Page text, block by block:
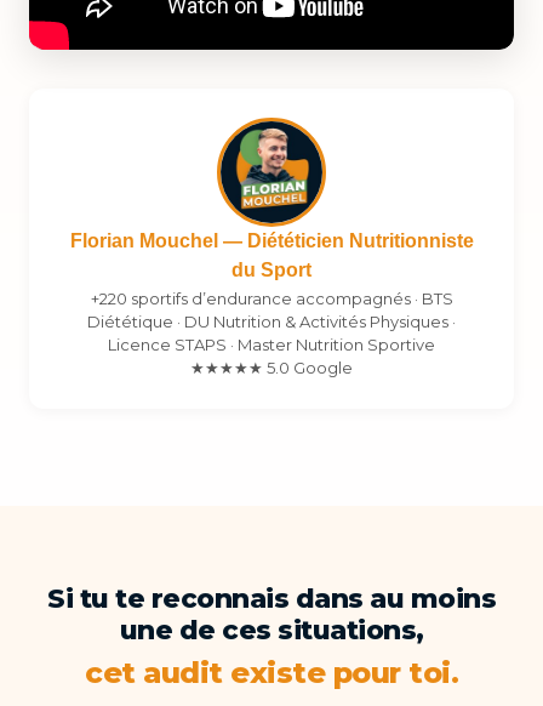
Florian Mouchel — Diététicien Nutritionniste
du Sport
+220 sportifs d’endurance accompagnés · BTS
Diététique · DU Nutrition & Activités Physiques ·
Licence STAPS · Master Nutrition Sportive
★★★★★ 5.0 Google
Si tu te reconnais dans au moins
une de ces situations,
cet audit existe pour toi.